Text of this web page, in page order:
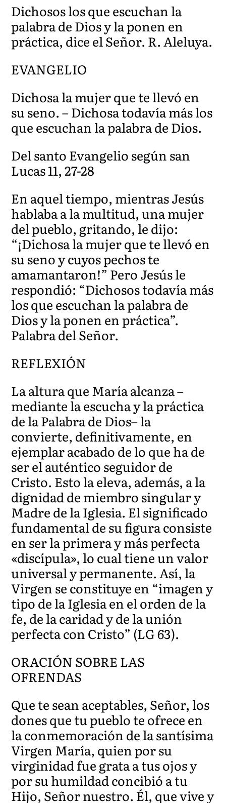
Dichosos los que escuchan la
palabra de Dios y la ponen en
práctica, dice el Señor. R. Aleluya.
EVANGELIO
Dichosa la mujer que te llevó en
su seno. – Dichosa todavía más los
que escuchan la palabra de Dios.
Del santo Evangelio según san
Lucas 11, 27-28
En aquel tiempo, mientras Jesús
hablaba a la multitud, una mujer
del pueblo, gritando, le dijo:
“¡Dichosa la mujer que te llevó en
su seno y cuyos pechos te
amamantaron!” Pero Jesús le
respondió: “Dichosos todavía más
los que escuchan la palabra de
Dios y la ponen en práctica”.
Palabra del Señor.
REFLEXIÓN
La altura que María alcanza –
mediante la escucha y la práctica
de la Palabra de Dios– la
convierte, definitivamente, en
ejemplar acabado de lo que ha de
ser el auténtico seguidor de
Cristo. Esto la eleva, además, a la
dignidad de miembro singular y
Madre de la Iglesia. El significado
fundamental de su figura consiste
en ser la primera y más perfecta
«discípula», lo cual tiene un valor
universal y permanente. Así, la
Virgen se constituye en “imagen y
tipo de la Iglesia en el orden de la
fe, de la caridad y de la unión
perfecta con Cristo” (LG 63).
ORACIÓN SOBRE LAS
OFRENDAS
Que te sean aceptables, Señor, los
dones que tu pueblo te ofrece en
la conmemoración de la santísima
Virgen María, quien por su
virginidad fue grata a tus ojos y
por su humildad concibió a tu
Hijo, Señor nuestro. Él, que vive y